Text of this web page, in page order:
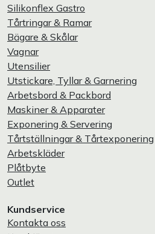
Silikonflex Gastro
Tårtringar & Ramar
Bägare & Skålar
Vagnar
Utensilier
Utstickare, Tyllar & Garnering
Arbetsbord & Packbord
Maskiner & Apparater
Exponering & Servering
Tårtställningar & Tårtexponering
Arbetskläder
Plåtbyte
Outlet
Kundservice
Kontakta oss